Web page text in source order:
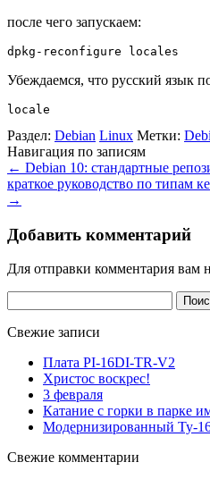
после чего запускаем:
Убеждаемся, что русский язык
locale
Раздел: Debian Linux Метки:
Навигация по записям
← Debian 10: стандартные
краткое руководство по типам
→
Добавить комментарий
Для отправки комментария вам
Свежие записи
Плата PI-16DI-TR-V2
Христос воскрес!
3 февраля
Катание с горки в парке
Модернизированный Ту-
Свежие комментарии